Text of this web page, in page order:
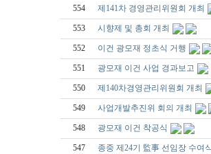
554 제141차 경영관리위원회 개최
553 시향제 및 총회 개최
552 이건 광모재 정초식 거행
551 광모재 이건 사업 경과보고
550 제140차경영관리위원회 개최
549 사업개발추진위 회의 개최
548 광모재 이건 착공식
547 종중 제24기 監事 선임장 수여